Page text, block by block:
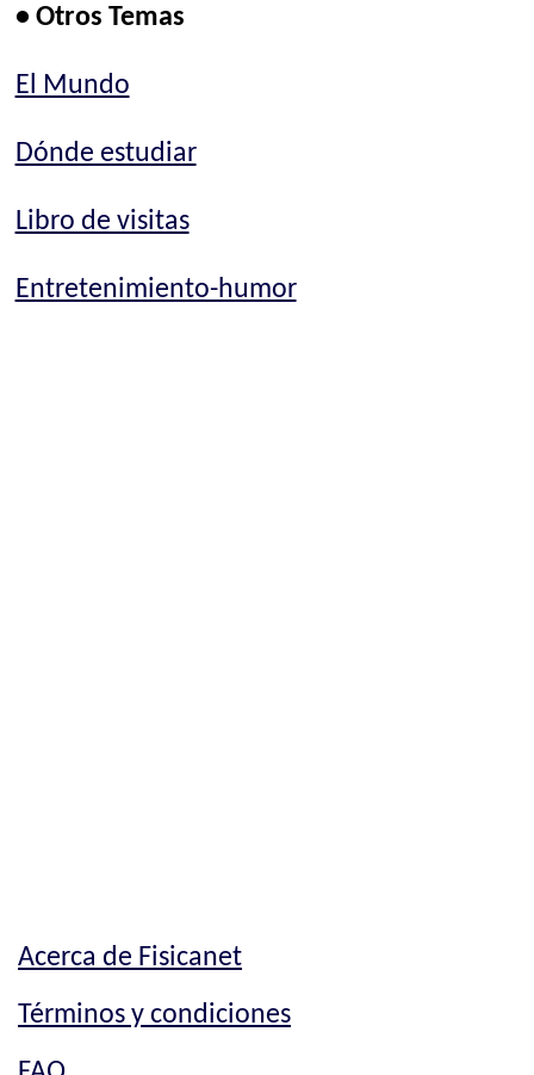
• Otros Temas
El Mundo
Dónde estudiar
Libro de visitas
Entretenimiento-humor
Acerca de Fisicanet
Términos y condiciones